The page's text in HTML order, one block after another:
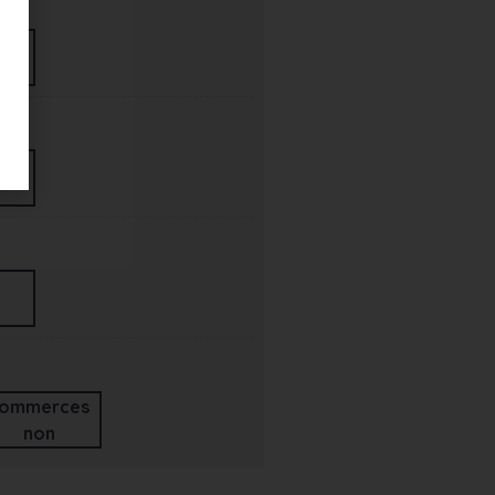
non